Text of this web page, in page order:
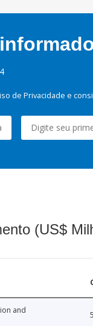
de Privacidade e
(US$
and